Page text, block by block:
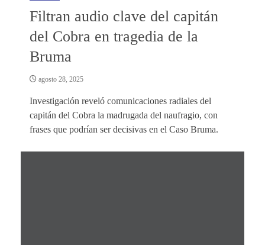
Filtran audio clave del capitán
del Cobra en tragedia de la
Bruma
agosto 28, 2025
Investigación reveló comunicaciones radiales del
capitán del Cobra la madrugada del naufragio, con
frases que podrían ser decisivas en el Caso Bruma.